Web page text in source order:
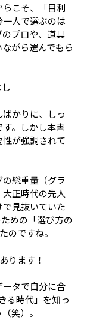
こそ、「目利
人で選ぶのは
プロや、道具
がら選んでもら
かりに、しっ
。しかし本書
が強調されて
総重量（グラ
正時代の先人
見抜いていた
めの「選び方の
のですね。
ります！
タで自分に合
る時代」を知っ
笑）。